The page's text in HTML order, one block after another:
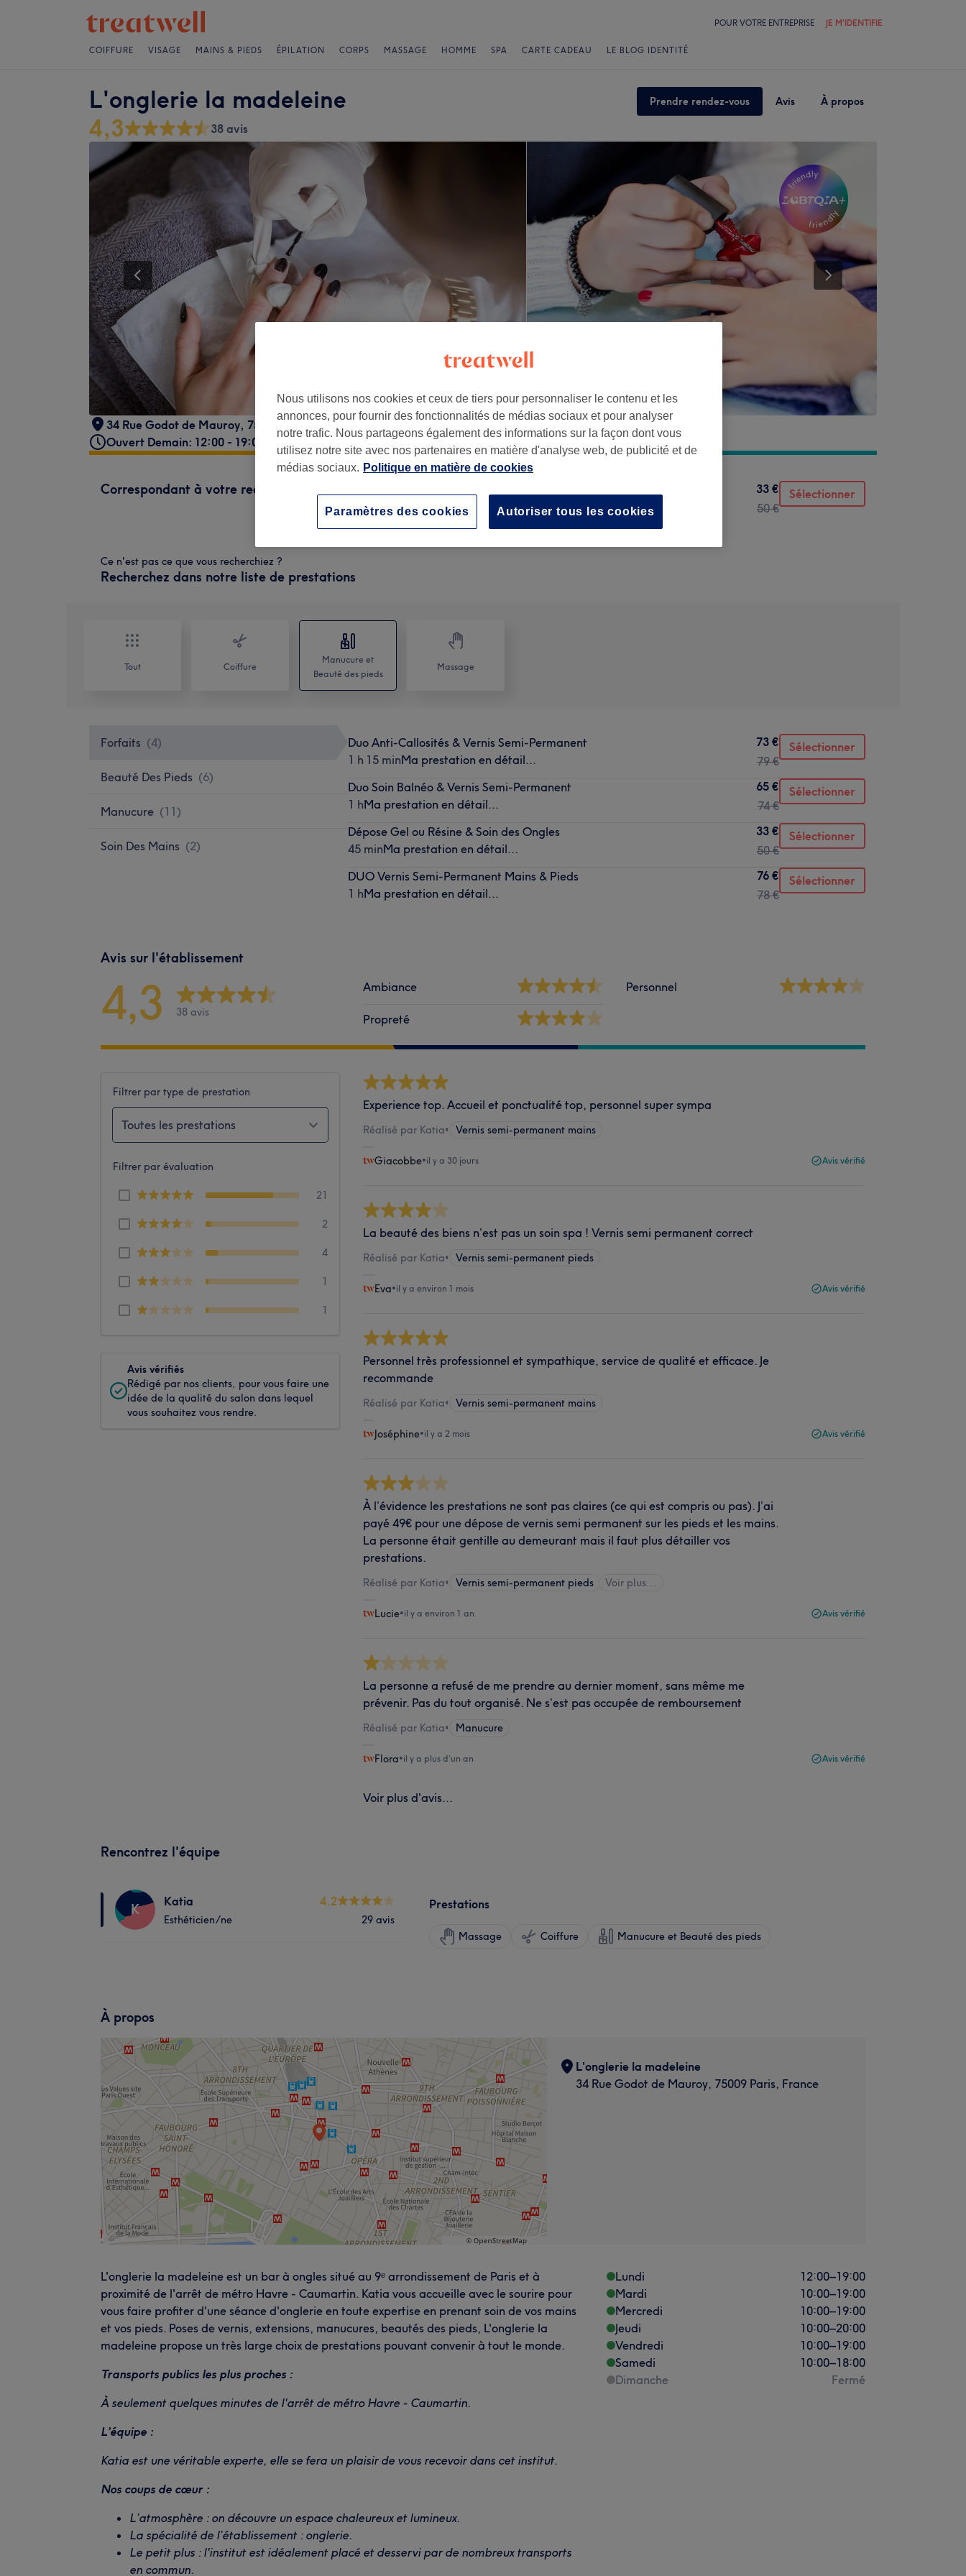
POUR VOTRE ENTREPRISE JE M'IDENTIFIE
COIFFURE VISAGE MAINS & PIEDS ÉPILATION CORPS MASSAGE HOMME SPA CARTE CADEAU LE BLOG IDENTITÉ
L'onglerie la madeleine Prendre rendez-vous Avis À propos
4,3 38 avis
34 Rue Godot de Mauroy, 75009 Paris, France
Ouvert Demain: 12:00 - 19:00
Correspondant à votre recherche
45 minMa prestation en détail...
33 €
50 €
Sélectionner
Ce n'est pas ce que vous recherchiez ?
Recherchez dans notre liste de prestations
Tout Coiffure
Manucure et
Beauté des pieds
Massage
Forfaits (4)
Beauté Des Pieds (6)
Manucure (11)
Soin Des Mains (2)
Duo Anti-Callosités & Vernis Semi-Permanent
1 h 15 minMa prestation en détail...
73 €
79 €
Sélectionner
Duo Soin Balnéo & Vernis Semi-Permanent
1 hMa prestation en détail...
65 €
74 €
Sélectionner
Dépose Gel ou Résine & Soin des Ongles
45 minMa prestation en détail...
33 €
50 €
Sélectionner
DUO Vernis Semi-Permanent Mains & Pieds
1 hMa prestation en détail...
76 €
78 €
Sélectionner
Avis sur l'établissement
4,3 38 avis
Ambiance
Propreté
Personnel
Filtrer par type de prestation
Toutes les prestations
Filtrer par évaluation
21
2
4
1
1
Avis vérifiés
Rédigé par nos clients, pour vous faire une
idée de la qualité du salon dans lequel
vous souhaitez vous rendre.
Experience top. Accueil et ponctualité top, personnel super sympa
Réalisé par Katia• Vernis semi-permanent mains
Giacobbe•il y a 30 jours Avis vérifié
La beauté des biens n’est pas un soin spa ! Vernis semi permanent correct
Réalisé par Katia• Vernis semi-permanent pieds
Eva•il y a environ 1 mois Avis vérifié
Personnel très professionnel et sympathique, service de qualité et efficace. Je
recommande
Réalisé par Katia• Vernis semi-permanent mains
Joséphine•il y a 2 mois Avis vérifié
À l’évidence les prestations ne sont pas claires (ce qui est compris ou pas). J’ai
payé 49€ pour une dépose de vernis semi permanent sur les pieds et les mains.
La personne était gentille au demeurant mais il faut plus détailler vos
prestations.
Réalisé par Katia• Vernis semi-permanent pieds Voir plus...
Lucie•il y a environ 1 an Avis vérifié
La personne a refusé de me prendre au dernier moment, sans même me
prévenir. Pas du tout organisé. Ne s’est pas occupée de remboursement
Réalisé par Katia• Manucure
Flora•il y a plus d’un an Avis vérifié
Voir plus d'avis...
Rencontrez l'équipe
K Katia
Esthéticien/ne
4.2
29 avis
Prestations
Massage Coiffure Manucure et Beauté des pieds
À propos
L'onglerie la madeleine
34 Rue Godot de Mauroy, 75009 Paris, France
L'onglerie la madeleine est un bar à ongles situé au 9ᵉ arrondissement de Paris et à
proximité de l'arrêt de métro Havre - Caumartin. Katia vous accueille avec le sourire pour
vous faire profiter d'une séance d'onglerie en toute expertise en prenant soin de vos mains
et vos pieds. Poses de vernis, extensions, manucures, beautés des pieds, L'onglerie la
madeleine propose un très large choix de prestations pouvant convenir à tout le monde.
Transports publics les plus proches :
À seulement quelques minutes de l'arrêt de métro Havre - Caumartin.
L’équipe :
Katia est une véritable experte, elle se fera un plaisir de vous recevoir dans cet institut.
Nos coups de cœur :
L’atmosphère : on découvre un espace chaleureux et lumineux.
La spécialité de l’établissement : onglerie.
Le petit plus : l'institut est idéalement placé et desservi par de nombreux transports
en commun.
Lundi 12:00–19:00
Mardi
10:00–19:00
Mercredi
10:00–19:00
Jeudi
10:00–20:00
Vendredi
10:00–19:00
Samedi
10:00–18:00
Dimanche
Fermé
Nous utilisons nos cookies et ceux de tiers pour personnaliser le contenu et les
annonces, pour fournir des fonctionnalités de médias sociaux et pour analyser
notre trafic. Nous partageons également des informations sur la façon dont vous
utilisez notre site avec nos partenaires en matière d'analyse web, de publicité et de
médias sociaux. Politique en matière de cookies
Autoriser tous les cookies
Paramètres des cookies